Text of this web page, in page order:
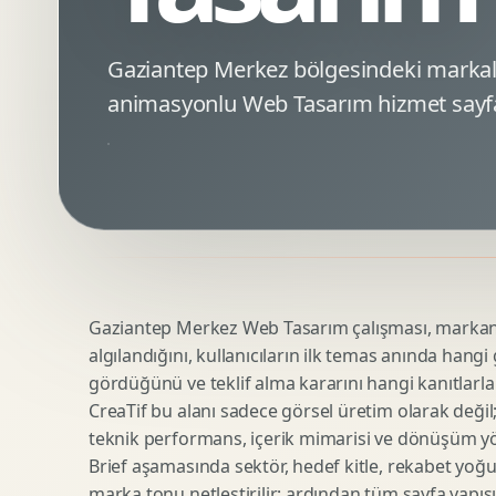
Minimal Logo Tasarimi
Amblem Tasarimi
Logo Revizyonu
Tipografik Logo Tasarimi
Startup Logo Tasarimi
Google Ads Reklam Tasarimi
Kampanya Stratejisi
Performans Reklam Kreatifleri
SEO Denetimi
E Ticaret SEO
Urun Gorsellestirme
3D Reklam Gorseli
Cgi Kampanya Gorseli
Motion 3D
3D Karakter Tasarimi
Gaziantep Merkez bölgesindeki
animasyonlu Web Tasarım hizmet
Gaziantep Merkez Web Tasarım çalışması,
algılandığını, kullanıcıların ilk temas anında
gördüğünü ve teklif alma kararını hangi
CreaTif bu alanı sadece görsel üretim olarak
teknik performans, içerik mimarisi ve dönüşüm
Brief aşamasında sektör, hedef kitle, rekabet